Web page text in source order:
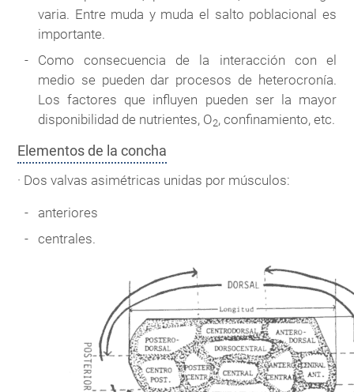
varia. Entre muda y muda el salto poblacional es
importante.
Como consecuencia de la interacción con el
medio se pueden dar procesos de heterocronía.
Los factores que influyen pueden ser la mayor
disponibilidad de nutrientes, O2, confinamiento, etc.
Elementos de la concha
· Dos valvas asimétricas unidas por músculos:
anteriores
centrales.